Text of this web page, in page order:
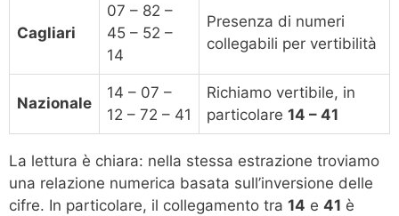
Cagliari
07 – 82 –
45 – 52 –
14
Presenza di numeri
collegabili per vertibilità
Nazionale
14 – 07 –
12 – 72 – 41
Richiamo vertibile, in
particolare 14 – 41
La lettura è chiara: nella stessa estrazione troviamo
una relazione numerica basata sull’inversione delle
cifre. In particolare, il collegamento tra 14 e 41 è